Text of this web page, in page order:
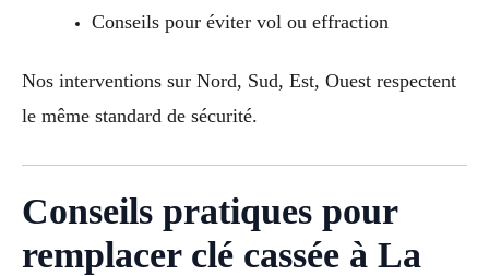
Conseils pour éviter vol ou effraction
Nos interventions sur Nord, Sud, Est, Ouest respectent
le même standard de sécurité.
Conseils pratiques pour
remplacer clé cassée à La